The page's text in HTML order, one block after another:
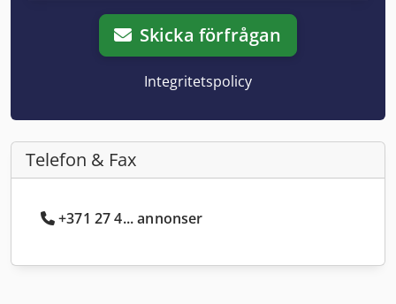
Skicka förfrågan
Integritetspolicy
Telefon & Fax
+371 27 4... annonser